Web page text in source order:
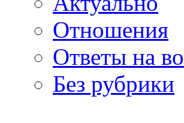
Отношения
Ответы на
Без рубрики